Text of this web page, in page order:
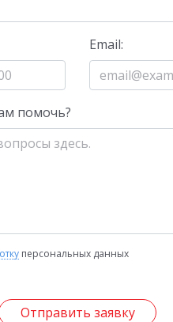
Email:
помочь?
персональных данных
Отправить заявку